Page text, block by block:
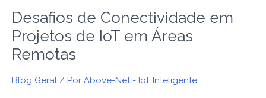
Desafios de Conectividade em
Projetos de IoT em Áreas
Remotas
Blog Geral / Por Above-Net - IoT Inteligente